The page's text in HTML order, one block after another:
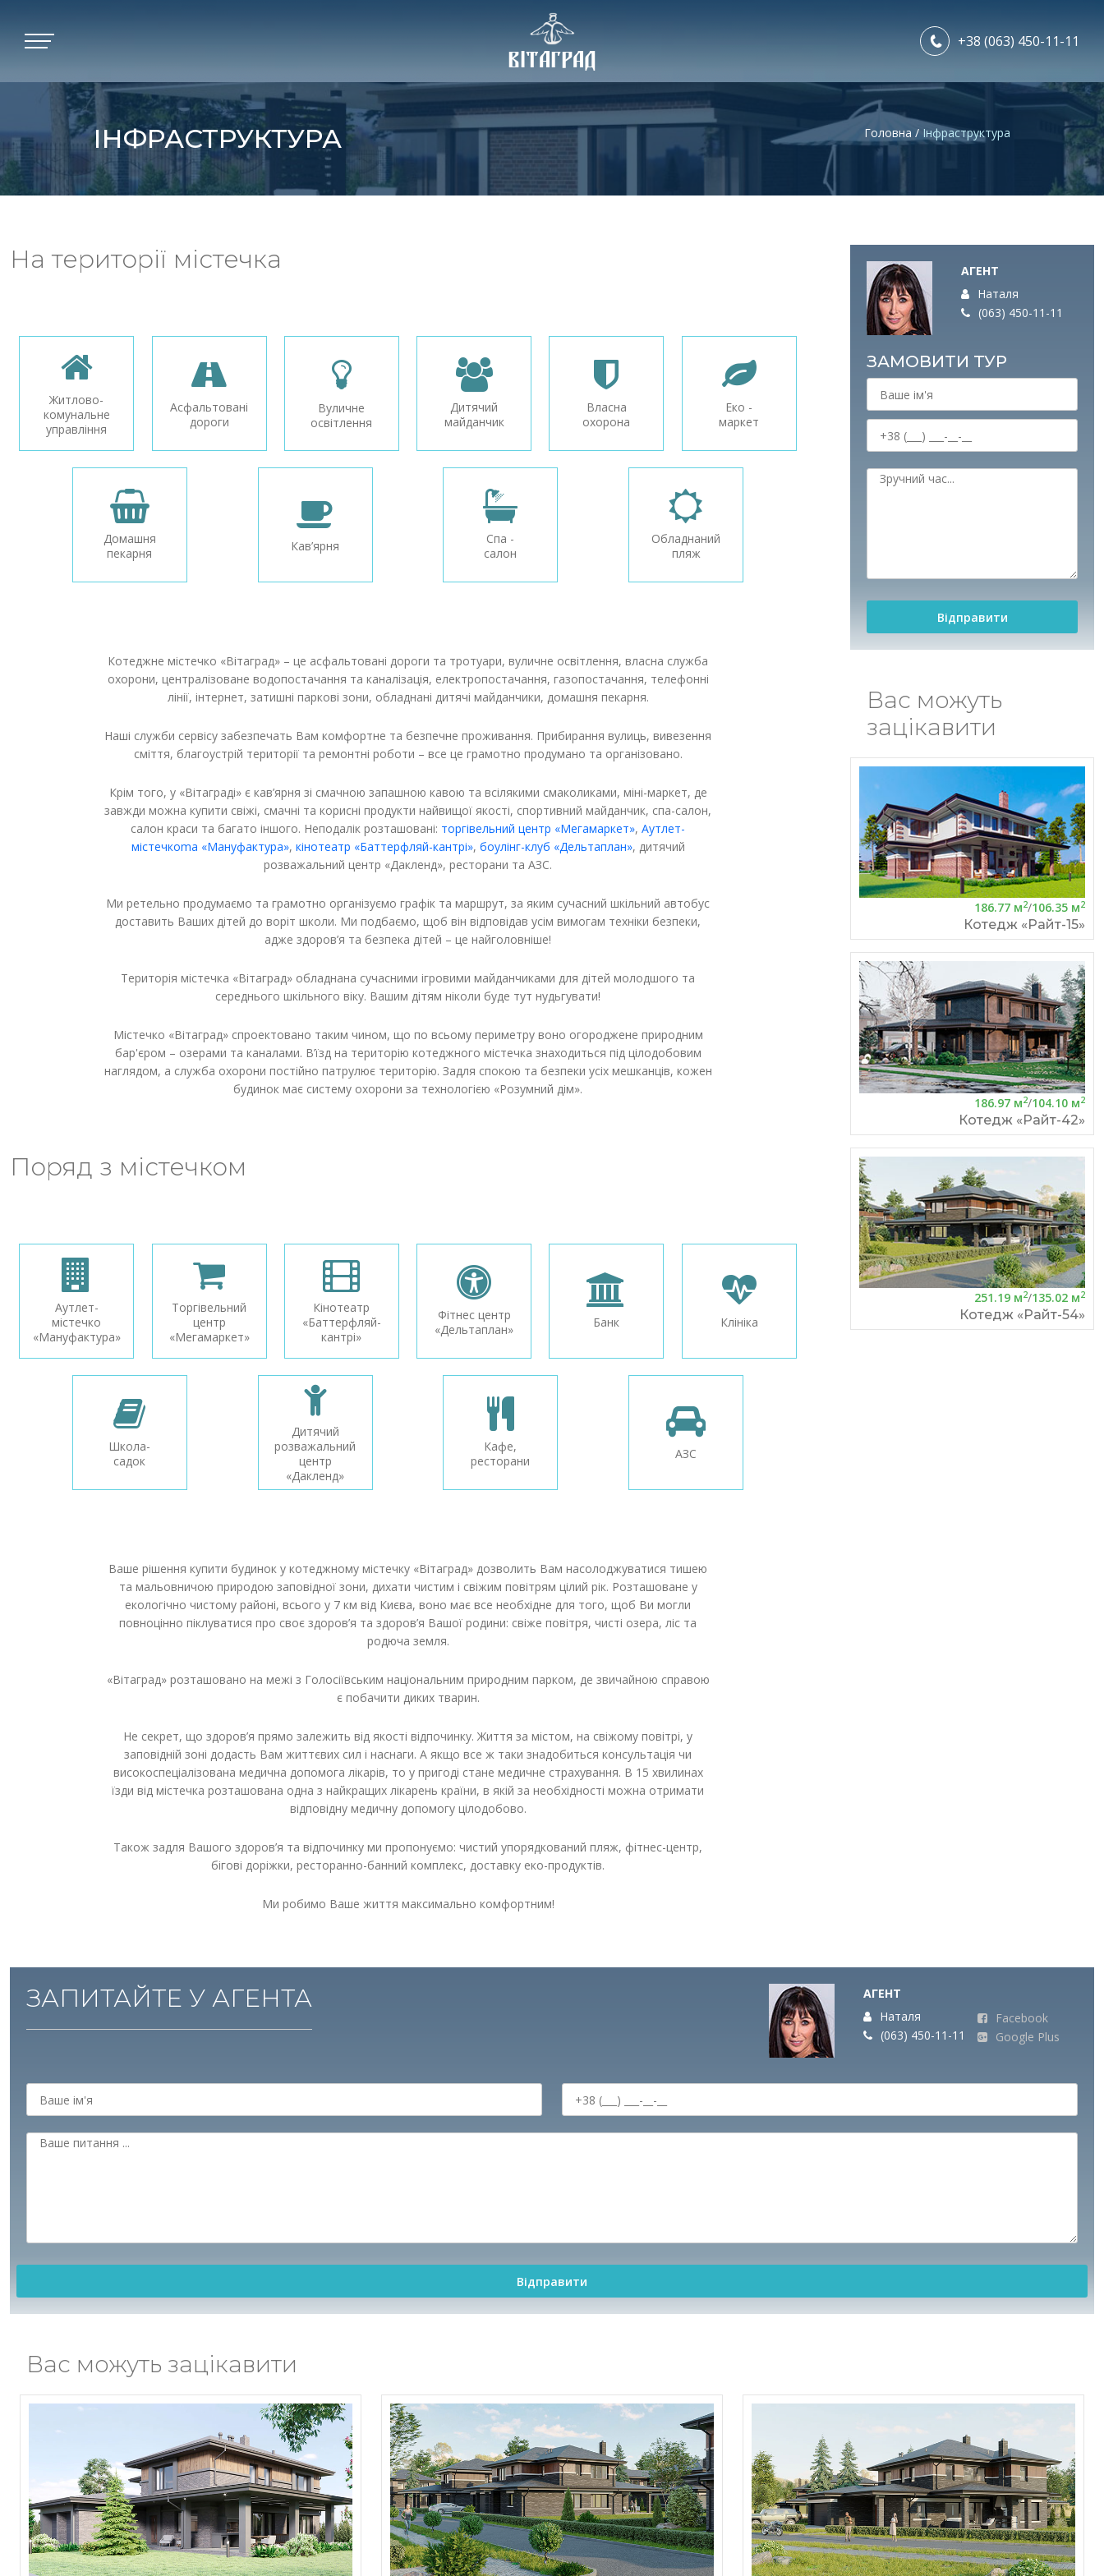
ВІТАГРАД
+38 (063) 450-11-11
ІНФРАСТРУКТУРА Головна / Інфраструктура
На території містечка
Житлово-
комунальне
управління
Асфальтовані
дороги
Вуличне
освітлення
Дитячий
майданчик
Власна
охорона
Еко -
маркет
Домашня
пекарня
Кав’ярня
Спа -
салон
Обладнаний
пляж
Котеджне містечко «Вітаград» – це асфальтовані дороги та тротуари, вуличне освітлення, власна служба
охорони, централізоване водопостачання та каналізація, електропостачання, газопостачання, телефонні
лінії, інтернет, затишні паркові зони, обладнані дитячі майданчики, домашня пекарня.
Наші служби сервісу забезпечать Вам комфортне та безпечне проживання. Прибирання вулиць, вивезення
сміття, благоустрій території та ремонтні роботи – все це грамотно продумано та організовано.
Крім того, у «Вітаграді» є кав’ярня зі смачною запашною кавою та всілякими смаколиками, міні-маркет, де
завжди можна купити свіжі, смачні та корисні продукти найвищої якості, спортивний майданчик, спа-салон,
салон краси та багато іншого. Неподалік розташовані: торгівельний центр «Мегамаркет», Аутлет-
містечкоma «Мануфактура», кінотеатр «Баттерфляй-кантрі», боулінг-клуб «Дельтаплан», дитячий
розважальний центр «Дакленд», ресторани та АЗС.
Ми ретельно продумаємо та грамотно організуємо графік та маршрут, за яким сучасний шкільний автобус
доставить Ваших дітей до воріт школи. Ми подбаємо, щоб він відповідав усім вимогам техніки безпеки,
адже здоров’я та безпека дітей – це найголовніше!
Територія містечка «Вітаград» обладнана сучасними ігровими майданчиками для дітей молодшого та
середнього шкільного віку. Вашим дітям ніколи буде тут нудьгувати!
Містечко «Вітаград» спроектовано таким чином, що по всьому периметру воно огороджене природним
бар'єром – озерами та каналами. В’їзд на територію котеджного містечка знаходиться під цілодобовим
наглядом, а служба охорони постійно патрулює територію. Задля спокою та безпеки усіх мешканців, кожен
будинок має систему охорони за технологією «Розумний дім».
Поряд з містечком
Аутлет-
містечко
«Мануфактура»
Торгівельний
центр
«Мегамаркет»
Кінотеатр
«Баттерфляй-
кантрі»
Фітнес центр
«Дельтаплан»
Банк Клініка
Школа-
садок
Дитячий
розважальний
центр
«Дакленд»
Кафе,
ресторани
АЗС
Ваше рішення купити будинок у котеджному містечку «Вітаград» дозволить Вам насолоджуватися тишею
та мальовничою природою заповідної зони, дихати чистим і свіжим повітрям цілий рік. Розташоване у
екологічно чистому районі, всього у 7 км від Києва, воно має все необхідне для того, щоб Ви могли
повноцінно піклуватися про своє здоров’я та здоров’я Вашої родини: свіже повітря, чисті озера, ліс та
родюча земля.
«Вітаград» розташовано на межі з Голосіївським національним природним парком, де звичайною справою
є побачити диких тварин.
Не секрет, що здоров’я прямо залежить від якості відпочинку. Життя за містом, на свіжому повітрі, у
заповідній зоні додасть Вам життєвих сил і наснаги. А якщо все ж таки знадобиться консультація чи
високоспеціалізована медична допомога лікарів, то у пригоді стане медичне страхування. В 15 хвилинах
їзди від містечка розташована одна з найкращих лікарень країни, в якій за необхідності можна отримати
відповідну медичну допомогу цілодобово.
Також задля Вашого здоров’я та відпочинку ми пропонуємо: чистий упорядкований пляж, фітнес-центр,
бігові доріжки, ресторанно-банний комплекс, доставку еко-продуктів.
Ми робимо Ваше життя максимально комфортним!
АГЕНТ
Наталя
(063) 450-11-11
ЗАМОВИТИ ТУР
Вас можуть
зацікавити
186.77 м2/106.35 м2
Котедж «Райт-15»
186.97 м2/104.10 м2
Котедж «Райт-42»
251.19 м2/135.02 м2
Котедж «Райт-54»
ЗАПИТАЙТЕ У АГЕНТА
АГЕНТ
Наталя
(063) 450-11-11
Facebook
Google Plus
Вас можуть зацікавити